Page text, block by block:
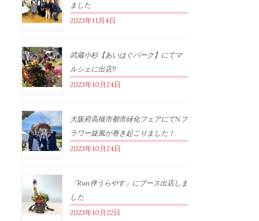
ました
2023年11月4日
武蔵小杉【あいはぐパーク】にてマ
ルシェに出店‼︎
2023年10月24日
大阪府高槻市都市緑化フェアにてNフ
ラワー旋風が巻き起こりました！
2023年10月24日
「Run伴うらやす」にブース出店しま
した
2023年10月22日